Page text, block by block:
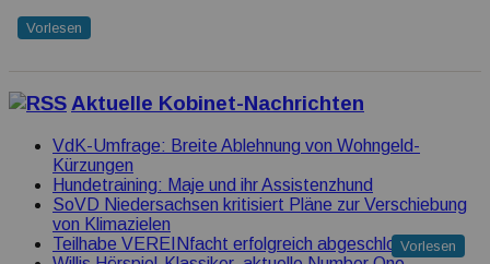
Vorlesen
Aktuelle Kobinet-Nachrichten
VdK-Umfrage: Breite Ablehnung von Wohngeld-
Kürzungen
Hundetraining: Maje und ihr Assistenzhund
SoVD Niedersachsen kritisiert Pläne zur Verschiebung
von Klimazielen
Teilhabe VEREINfacht erfolgreich abgeschlossen
Vorlesen